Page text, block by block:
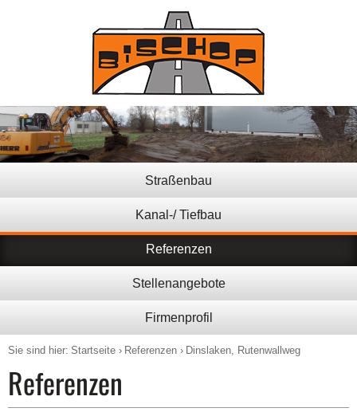
Straßenbau
Kanal-/ Tiefbau
Referenzen
Stellenangebote
Firmenprofil
Sie sind hier: Startseite Referenzen Dinslaken, Rutenwallweg
Referenzen